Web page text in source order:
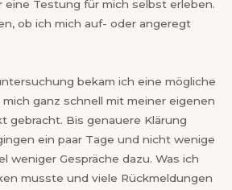
eine Testung für mich selbst erleben.
ob ich mich auf- oder angeregt
bekam ich eine mögliche
ganz schnell mit meiner eigenen
gebracht. Bis genauere Klärung
ein paar Tage und nicht wenige
weniger Gespräche dazu. Was ich
musste und viele Rückmeldungen